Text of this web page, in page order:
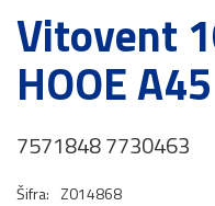
Vitovent
HOOE A45
7571848 7730463
Šifra: Z014868